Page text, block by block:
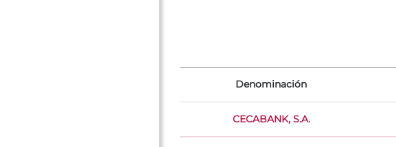
Denominación
CECABANK, S.A.